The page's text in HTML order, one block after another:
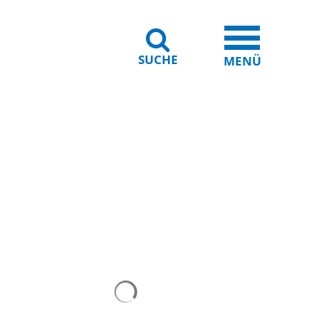
SUCHE MENÜ